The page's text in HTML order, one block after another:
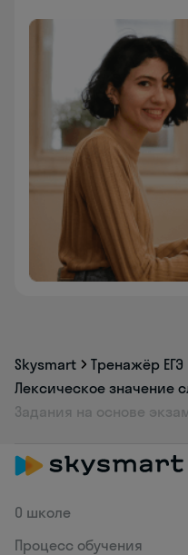
Skysmart Тренажёр ЕГЭ
Лексическое значение
Задания на основе
О школе
Процесс обучения